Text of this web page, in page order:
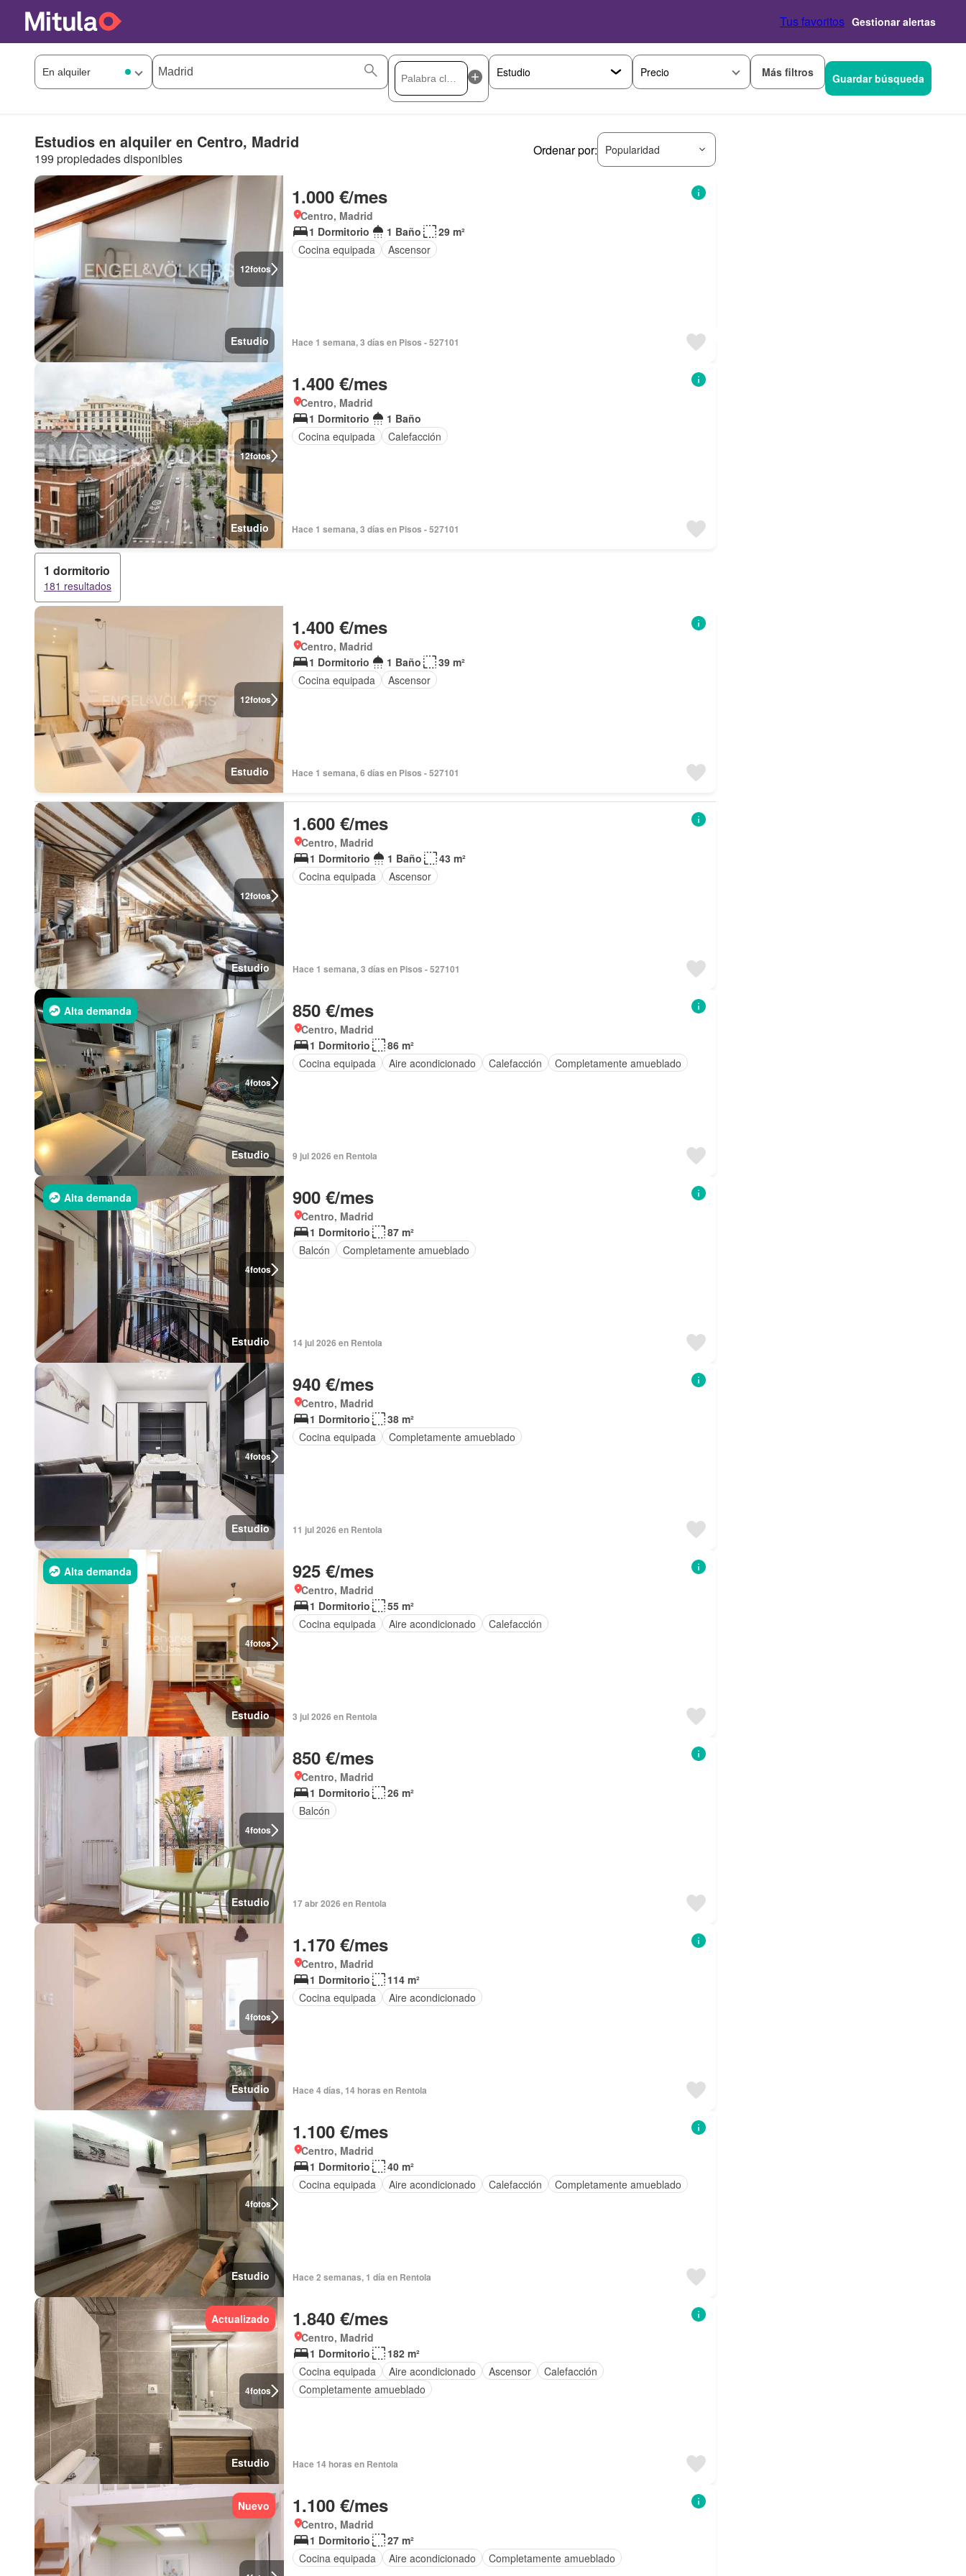
Tus favoritos Gestionar alertas
Precio Más filtros Guardar búsqueda
Estudios en alquiler en Centro, Madrid
199 propiedades disponibles
Ordenar por: Popularidad
12fotos
Estudio
1.000 €/mes
Centro, Madrid
1 Dormitorio
1 Baño
29 m²
Cocina equipada
Ascensor
Hace 1 semana, 3 días en Pisos - 527101
12fotos
Estudio
1.400 €/mes
Centro, Madrid
1 Dormitorio
1 Baño
Cocina equipada
Calefacción
Hace 1 semana, 3 días en Pisos - 527101
1 dormitorio
181 resultados
12fotos
Estudio
1.400 €/mes
Centro, Madrid
1 Dormitorio
1 Baño
39 m²
Cocina equipada
Ascensor
Hace 1 semana, 6 días en Pisos - 527101
12fotos
Estudio
1.600 €/mes
Centro, Madrid
1 Dormitorio
1 Baño
43 m²
Cocina equipada
Ascensor
Hace 1 semana, 3 días en Pisos - 527101
4fotos
Alta demanda
Estudio
850 €/mes
Centro, Madrid
1 Dormitorio
86 m²
Cocina equipada
Aire acondicionado Calefacción Completamente amueblado
9 jul 2026 en Rentola
4fotos
Alta demanda
Estudio
900 €/mes
Centro, Madrid
1 Dormitorio
87 m²
Balcón
Completamente amueblado
14 jul 2026 en Rentola
4fotos
Estudio
940 €/mes
Centro, Madrid
1 Dormitorio
38 m²
Cocina equipada
Completamente amueblado
11 jul 2026 en Rentola
4fotos
Alta demanda
Estudio
925 €/mes
Centro, Madrid
1 Dormitorio
55 m²
Cocina equipada
Aire acondicionado Calefacción
3 jul 2026 en Rentola
4fotos
Estudio
850 €/mes
Centro, Madrid
1 Dormitorio
26 m²
Balcón
17 abr 2026 en Rentola
4fotos
Estudio
1.170 €/mes
Centro, Madrid
1 Dormitorio
114 m²
Cocina equipada
Aire acondicionado
Hace 4 días, 14 horas en Rentola
4fotos
Estudio
1.100 €/mes
Centro, Madrid
1 Dormitorio
40 m²
Cocina equipada
Aire acondicionado Calefacción Completamente amueblado
Hace 2 semanas, 1 día en Rentola
4fotos
Actualizado
Estudio
1.840 €/mes
Centro, Madrid
1 Dormitorio
182 m²
Cocina equipada
Aire acondicionado Ascensor
Calefacción
Completamente amueblado
Hace 14 horas en Rentola
Nuevo 1.100 €/mes
Centro, Madrid
1 Dormitorio
27 m²
Cocina equipada
Aire acondicionado Completamente amueblado